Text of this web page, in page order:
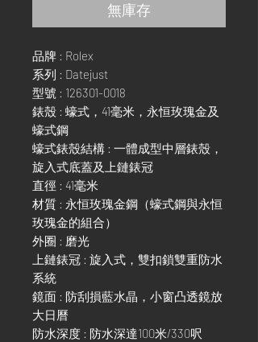
無庫存
品牌 : Rolex
系列 : Datejust
型號 : 126301-0018
錶殼 : 蠔式，41毫米，永恒玫瑰金及
蠔式鋼
蠔式錶殼結構 : 一體成型中層錶殼，
旋入式底蓋及上鏈錶冠
直徑 : 41毫米
材質 : 永恒玫瑰金鋼（蠔式鋼與永恒
玫瑰金的組合）
外圈 : 磨光
上鏈錶冠 : 旋入式，雙扣鎖雙重防水
系統
鏡面 : 防刮損藍水晶，小窗凸透鏡放
大日曆
防水深度 : 防水深達100米/330呎